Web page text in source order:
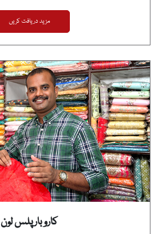
مزید دریافت کریں
کاروبار پلس لون